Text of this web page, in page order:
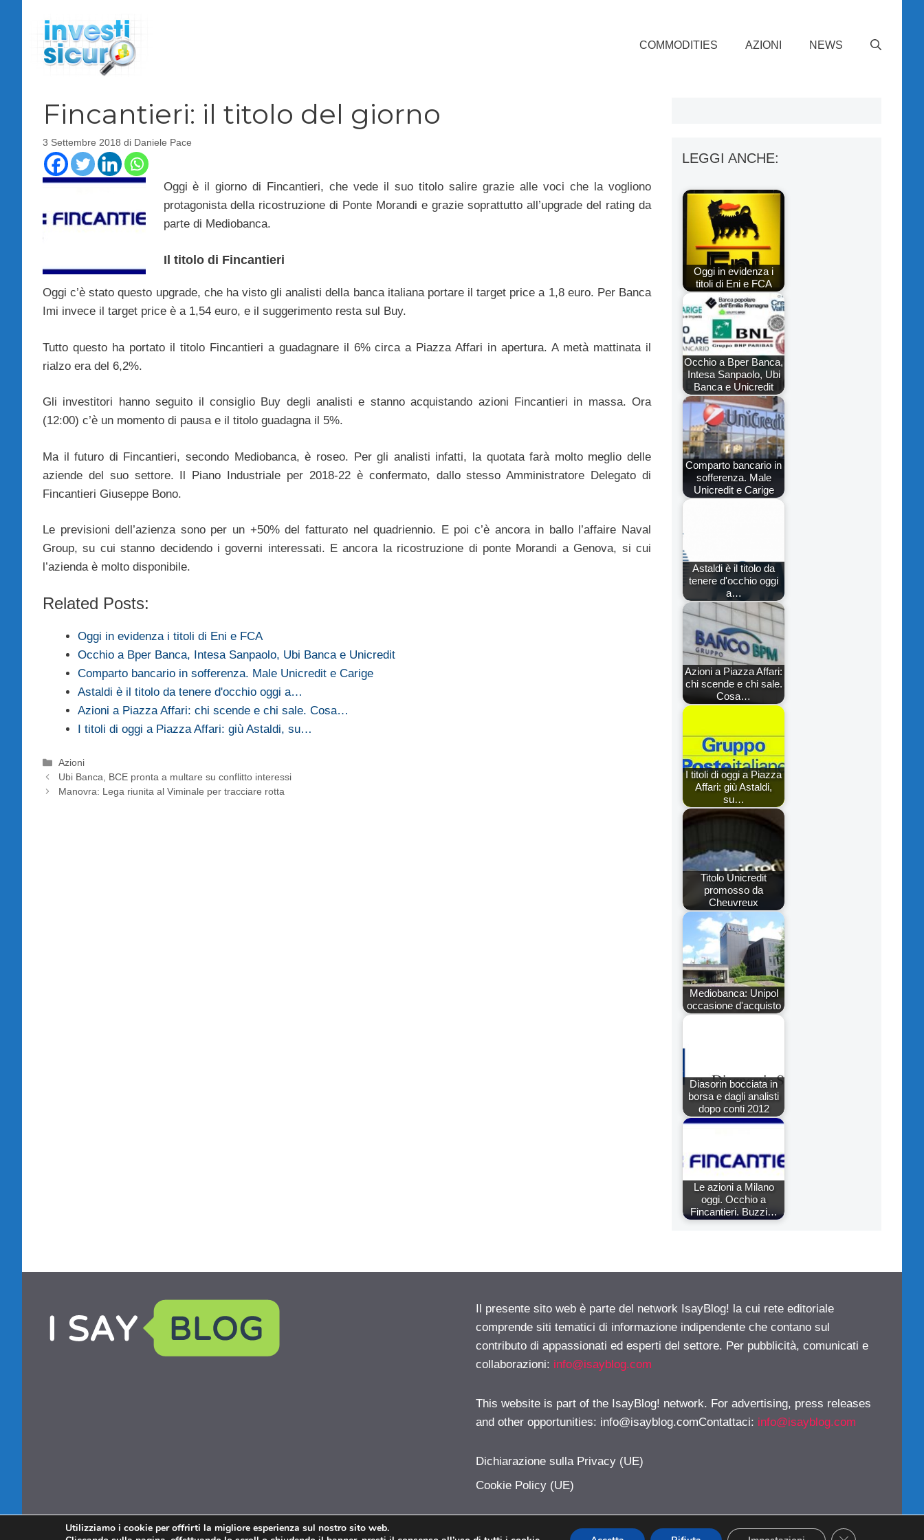
contenuto
COMMODITIES AZIONI NEWS
Fincantieri: il titolo del giorno
3 Settembre 2018 di Daniele Pace
Oggi è il giorno di Fincantieri, che vede il suo titolo salire grazie alle voci che la vogliono
protagonista della ricostruzione di Ponte Morandi e grazie soprattutto all’upgrade del rating da
parte di Mediobanca.
Il titolo di Fincantieri
Oggi c’è stato questo upgrade, che ha visto gli analisti della banca italiana portare il target price a 1,8 euro. Per Banca
Imi invece il target price è a 1,54 euro, e il suggerimento resta sul Buy.
Tutto questo ha portato il titolo Fincantieri a guadagnare il 6% circa a Piazza Affari in apertura. A metà mattinata il
rialzo era del 6,2%.
Gli investitori hanno seguito il consiglio Buy degli analisti e stanno acquistando azioni Fincantieri in massa. Ora
(12:00) c’è un momento di pausa e il titolo guadagna il 5%.
Ma il futuro di Fincantieri, secondo Mediobanca, è roseo. Per gli analisti infatti, la quotata farà molto meglio delle
aziende del suo settore. Il Piano Industriale per 2018-22 è confermato, dallo stesso Amministratore Delegato di
Fincantieri Giuseppe Bono.
Le previsioni dell’azienza sono per un +50% del fatturato nel quadriennio. E poi c’è ancora in ballo l’affaire Naval
Group, su cui stanno decidendo i governi interessati. E ancora la ricostruzione di ponte Morandi a Genova, si cui
l’azienda è molto disponibile.
Related Posts:
Oggi in evidenza i titoli di Eni e FCA
Occhio a Bper Banca, Intesa Sanpaolo, Ubi Banca e Unicredit
Comparto bancario in sofferenza. Male Unicredit e Carige
Astaldi è il titolo da tenere d'occhio oggi a…
Azioni a Piazza Affari: chi scende e chi sale. Cosa…
I titoli di oggi a Piazza Affari: giù Astaldi, su…
Categorie
Azioni
Ubi Banca, BCE pronta a multare su conflitto interessi
Manovra: Lega riunita al Viminale per tracciare rotta
LEGGI ANCHE:
Oggi in evidenza i
titoli di Eni e FCA
Occhio a Bper Banca,
Intesa Sanpaolo, Ubi
Banca e Unicredit
Comparto bancario in
sofferenza. Male
Unicredit e Carige
Astaldi è il titolo da
tenere d'occhio oggi
a…
Azioni a Piazza Affari:
chi scende e chi sale.
Cosa…
I titoli di oggi a Piazza
Affari: giù Astaldi,
su…
Titolo Unicredit
promosso da
Cheuvreux
Mediobanca: Unipol
occasione d'acquisto
Diasorin bocciata in
borsa e dagli analisti
dopo conti 2012
Le azioni a Milano
oggi. Occhio a
Fincantieri. Buzzi…
Il presente sito web è parte del network IsayBlog! la cui rete editoriale
comprende siti tematici di informazione indipendente che contano sul
contributo di appassionati ed esperti del settore. Per pubblicità, comunicati e
collaborazioni: info@isayblog.com
This website is part of the IsayBlog! network. For advertising, press releases
and other opportunities: info@isayblog.comContattaci: info@isayblog.com
Dichiarazione sulla Privacy (UE)
Cookie Policy (UE)
Utilizziamo i cookie per offrirti la migliore esperienza sul nostro sito web.
CLOSE GDPR